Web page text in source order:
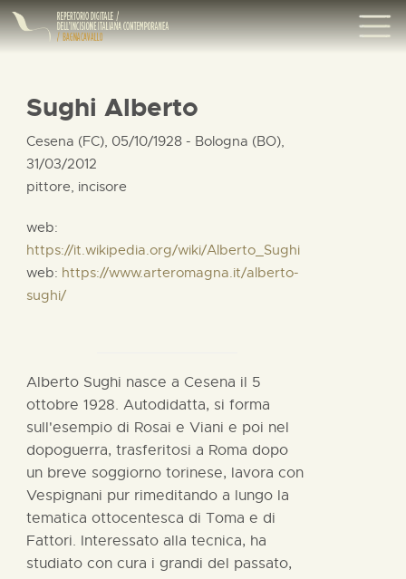
Sughi Alberto
Cesena (FC), 05/10/1928 - Bologna (BO),
31/03/2012
pittore, incisore
web:
https://it.wikipedia.org/wiki/Alberto_Sughi
web: https://www.arteromagna.it/alberto-
sughi/
Alberto Sughi nasce a Cesena il 5
ottobre 1928. Autodidatta, si forma
sull'esempio di Rosai e Viani e poi nel
dopoguerra, trasferitosi a Roma dopo
un breve soggiorno torinese, lavora con
Vespignani pur rimeditando a lungo la
tematica ottocentesca di Toma e di
Fattori. Interessato alla tecnica, ha
studiato con cura i grandi del passato,